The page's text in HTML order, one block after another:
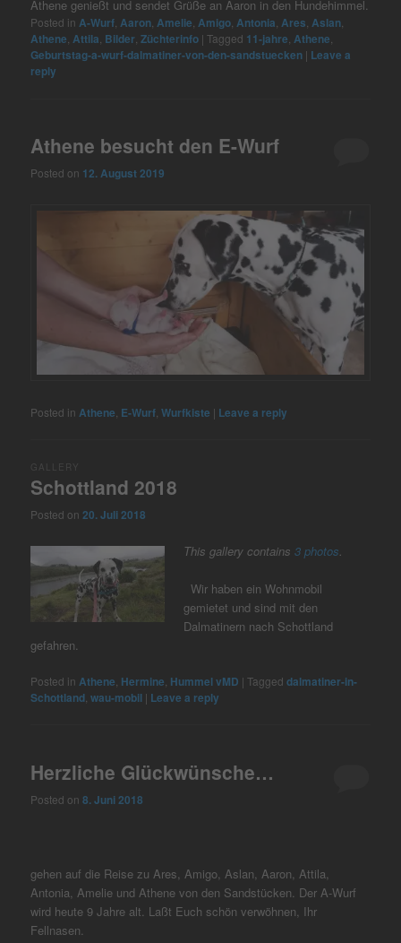
Athene genießt und sendet Grüße an Aaron in den Hundehimmel.
Posted in A-Wurf,Aaron,Amelie,Amigo,Antonia,Ares,Aslan,
Athene,Attila, Bilder,Züchterinfo |Tagged 11-jahre,Athene,
Geburtstag-a-wurf-dalmatiner-von-den-sandstuecken | Leave a
reply
Athene besucht den E-Wurf
Posted on 12. August 2019
Posted in Athene E-Wurf ,Wurfkiste | Leave a reply
Schottland 2018
GALLERY
Posted on20. Juli 2018
This gallery contains3 photos.
Wir haben ein Wohnmobil
gemietet und sind mit den
Dalmatinern nach Schottland
gefahren.
Posted in Athene Hermine Hummel vMD |Tagged dalmatiner-in-
Schottland ,wau-mobil | Leave a reply
Herzliche Glückwünsche…
Posted on8. Juni 2018
gehen auf die Reise zu Ares, Amigo, Aslan, Aaron, Attila,
Antonia, Amelie und Athene von den Sandstücken. Der A-Wurf
wird heute 9 Jahre alt. Laßt Euch schön verwöhnen, Ihr
Fellnasen.